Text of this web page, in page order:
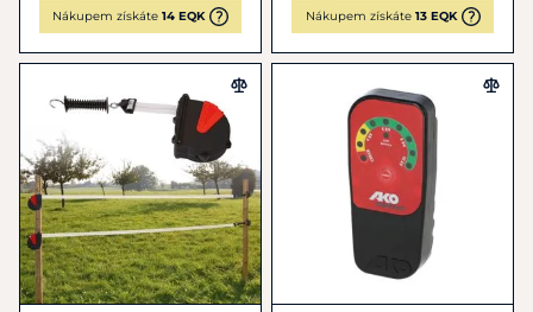
Nákupem získáte 14 EQK Nákupem získáte 13 EQK